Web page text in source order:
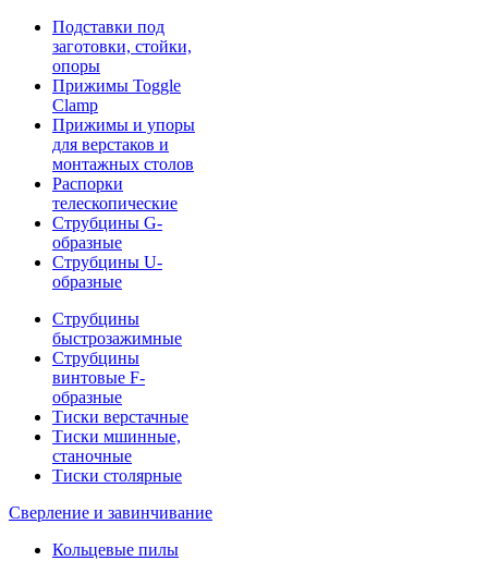
Подставки под
заготовки, стойки,
опоры
Прижимы Toggle
Clamp
Прижимы и упоры
для верстаков и
монтажных столов
Распорки
телескопические
Струбцины G-
образные
Струбцины U-
образные
Струбцины
быстрозажимные
Струбцины
винтовые F-
образные
Тиски верстачные
Тиски мшинные,
станочные
Тиски столярные
Сверление и завинчивание
Кольцевые пилы